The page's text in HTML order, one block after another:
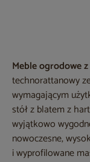
Meble ogrodowe
technorattanowy
wymagającym
stół z blatem z
wyjątkowo
nowoczesne,
i wyprofilowane